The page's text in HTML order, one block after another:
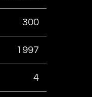
300
1997
4